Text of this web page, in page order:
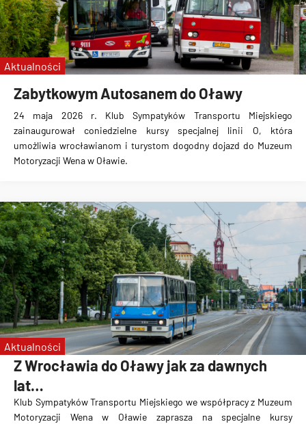
Zabytkowym Autosanem do Oławy
24 maja 2026 r. Klub Sympatyków Transportu Miejskiego
zainaugurował coniedzielne kursy specjalnej linii O, która
umożliwia wrocławianom i turystom dogodny dojazd do Muzeum
Motoryzacji Wena w Oławie.
Aktualności
Z Wrocławia do Oławy jak za dawnych
lat…
Klub Sympatyków Transportu Miejskiego we współpracy z Muzeum
Motoryzacji Wena w Oławie zaprasza na specjalne kursy
Aktualności